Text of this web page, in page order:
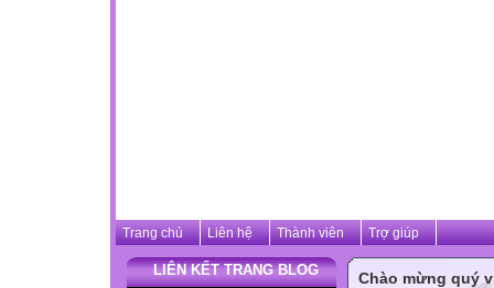
Trang chủ Liên hệ Thành viên Trợ giúp
LIÊN KẾT TRANG BLOG Chào mừng quý